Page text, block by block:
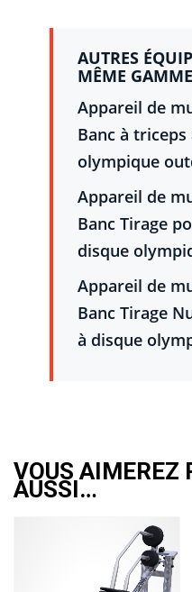
AUTRES
MÊME GAMME
Appareil de
Banc à triceps
olympique
Appareil de
Banc Tirage
disque
Appareil de
Banc Tirage
à disque
VOUS AIMEREZ
AUSSI…